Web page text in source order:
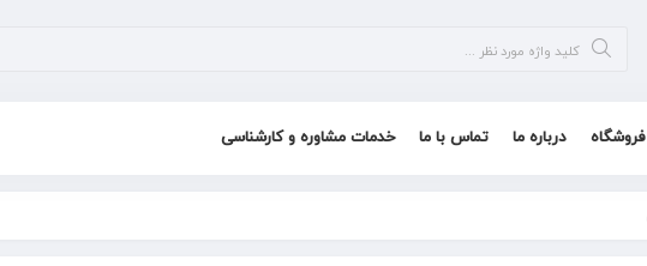
فروشگاه درباره ما تماس با ما خدمات مشاوره و کارشناسی